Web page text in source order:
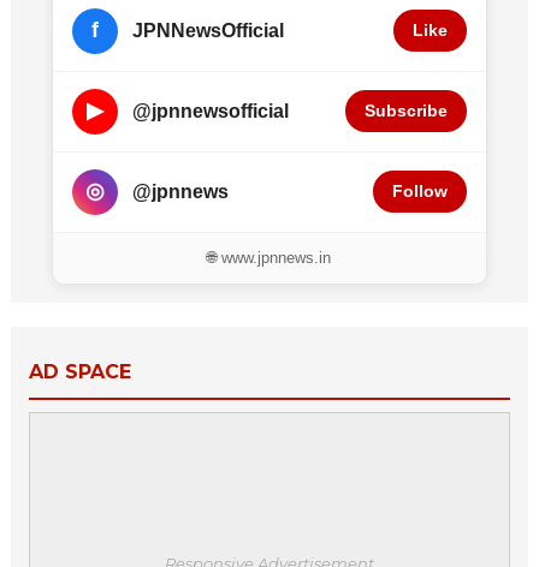
f JPNNewsOfficial Like
▶ @jpnnewsofficial Subscribe
◎ @jpnnews Follow
🌐 www.jpnnews.in
AD SPACE
Responsive Advertisement